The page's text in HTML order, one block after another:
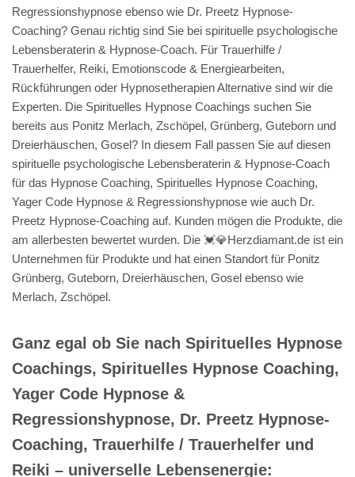
Regressionshypnose ebenso wie Dr. Preetz Hypnose-
Coaching? Genau richtig sind Sie bei spirituelle psychologische
Lebensberaterin & Hypnose-Coach. Für Trauerhilfe /
Trauerhelfer, Reiki, Emotionscode & Energiearbeiten,
Rückführungen oder Hypnosetherapien Alternative sind wir die
Experten. Die Spirituelles Hypnose Coachings suchen Sie
bereits aus Ponitz Merlach, Zschöpel, Grünberg, Guteborn und
Dreierhäuschen, Gosel? In diesem Fall passen Sie auf diesen
spirituelle psychologische Lebensberaterin & Hypnose-Coach
für das Hypnose Coaching, Spirituelles Hypnose Coaching,
Yager Code Hypnose & Regressionshypnose wie auch Dr.
Preetz Hypnose-Coaching auf. Kunden mögen die Produkte, die
am allerbesten bewertet wurden. Die 💓️💎Herzdiamant.de ist ein
Unternehmen für Produkte und hat einen Standort für Ponitz
Grünberg, Guteborn, Dreierhäuschen, Gosel ebenso wie
Merlach, Zschöpel.
Ganz egal ob Sie nach Spirituelles Hypnose
Coachings, Spirituelles Hypnose Coaching,
Yager Code Hypnose &
Regressionshypnose, Dr. Preetz Hypnose-
Coaching, Trauerhilfe / Trauerhelfer und
Reiki – universelle Lebensenergie: